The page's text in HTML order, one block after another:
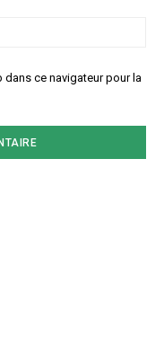
dans ce navigateur pour la